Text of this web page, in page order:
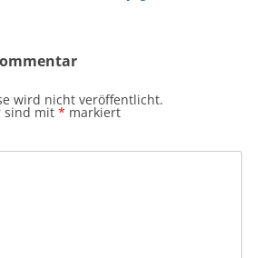
wird nicht veröffentlicht.
sind mit * markiert